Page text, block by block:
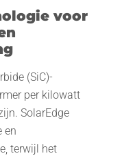
voor
(SiC)-
per kilowatt
SolarEdge
en
terwijl het